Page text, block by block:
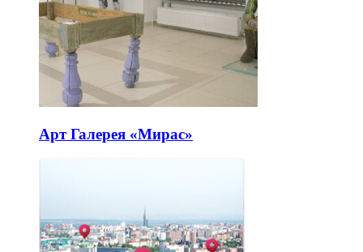
Арт Галерея «Мирас»